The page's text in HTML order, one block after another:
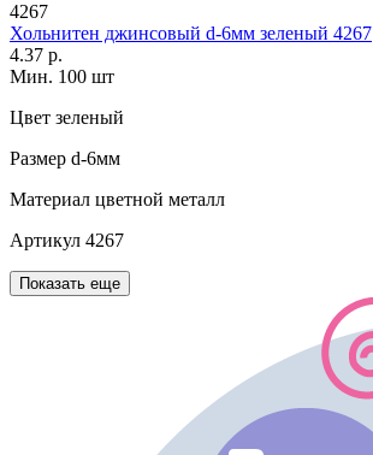
4267
Хольнитен джинсовый d-6мм зеленый 4267
4.37 р.
Мин. 100 шт
Цвет зеленый
Размер d-6мм
Материал цветной металл
Артикул 4267
Показать еще